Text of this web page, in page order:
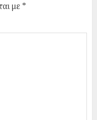
με *